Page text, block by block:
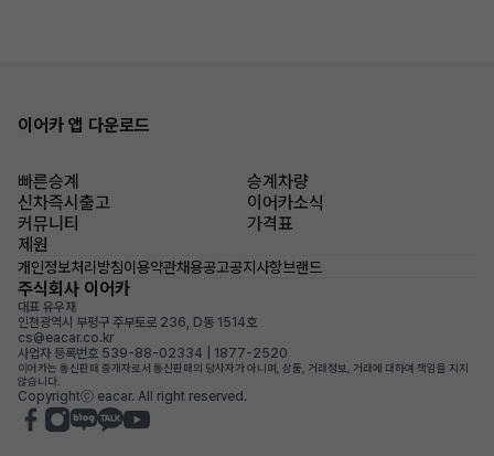
이어카 앱 다운로드
빠른승계
승계차량
신차즉시출고
이어카소식
커뮤니티
가격표
제원
개인정보처리방침이용약관채용공고공지사항브랜드
주식회사 이어카
대표 유우재
인천광역시 부평구 주부토로 236, D동 1514호
cs@eacar.co.kr
사업자 등록번호 539-88-02334 | 1877-2520
이어카는 통신판매 중개자로서 통신판매의 당사자가 아니며, 상품, 거래정보, 거래에 대하여 책임을 지지
않습니다.
Copyrightⓒ eacar. All right reserved.